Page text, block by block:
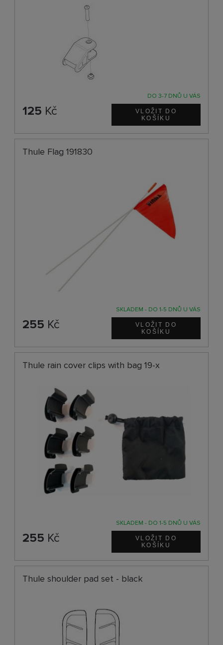
DO 3-7 DNŮ U VÁS
125 Kč
Thule Flag 191830
SKLADEM - DO 1-5 DNŮ U VÁS
255 Kč
Thule rain cover clips with bag 19-x
SKLADEM - DO 1-5 DNŮ U VÁS
255 Kč
Thule shoulder pad set - black